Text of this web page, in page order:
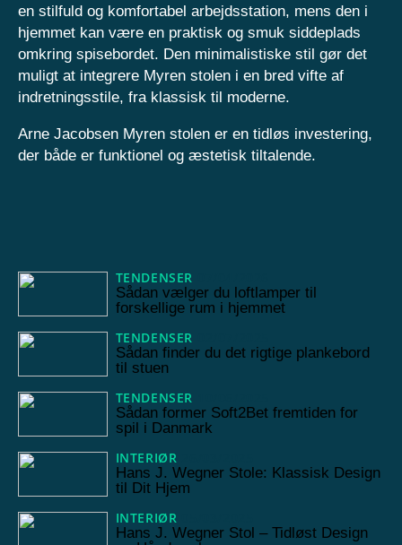
en stilfuld og komfortabel arbejdsstation, mens den i
hjemmet kan være en praktisk og smuk siddeplads
omkring spisebordet. Den minimalistiske stil gør det
muligt at integrere Myren stolen i en bred vifte af
indretningsstile, fra klassisk til moderne.
Arne Jacobsen Myren stolen er en tidløs investering,
der både er funktionel og æstetisk tiltalende.
TENDENSER
Sådan vælger du loftlamper til
forskellige rum i hjemmet
TENDENSER
Sådan finder du det rigtige plankebord
til stuen
TENDENSER
Sådan former Soft2Bet fremtiden for
spil i Danmark
INTERIØR
Hans J. Wegner Stole: Klassisk Design
til Dit Hjem
INTERIØR
Hans J. Wegner Stol – Tidløst Design